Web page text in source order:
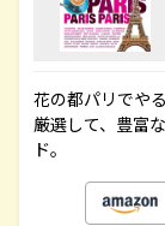
花の都パリでや
厳選して、豊富
ド。